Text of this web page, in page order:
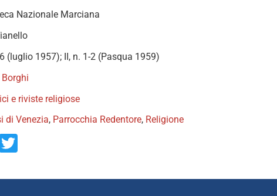
Nazionale Marciana
(luglio 1957); II, n. 1-2 (Pasqua 1959)
e riviste religiose
di Venezia, Parrocchia Redentore, Religione